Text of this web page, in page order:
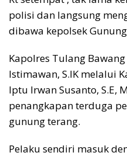
polisi dan langsung
dibawa kepolsek
Kapolres Tulang
Istimawan, S.IK melalui
Iptu Irwan Susanto, S.E,
penangkapan terduga
gunung terang.
Pelaku sendiri masuk